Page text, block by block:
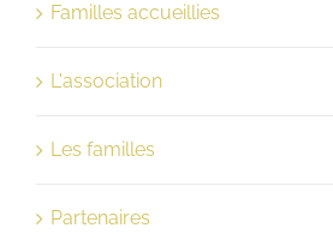
Familles accueillies
L'association
Les familles
Partenaires